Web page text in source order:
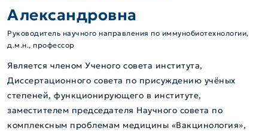
Александровна
Руководитель научного направления по иммунобиотехнологии,
д.м.н., профессор
Является членом Ученого совета института,
Диссертационного совета по присуждению учёных
степеней, функционирующего в институте,
заместителем председателя Научного совета по
комплексным проблемам медицины «Вакцинология»,